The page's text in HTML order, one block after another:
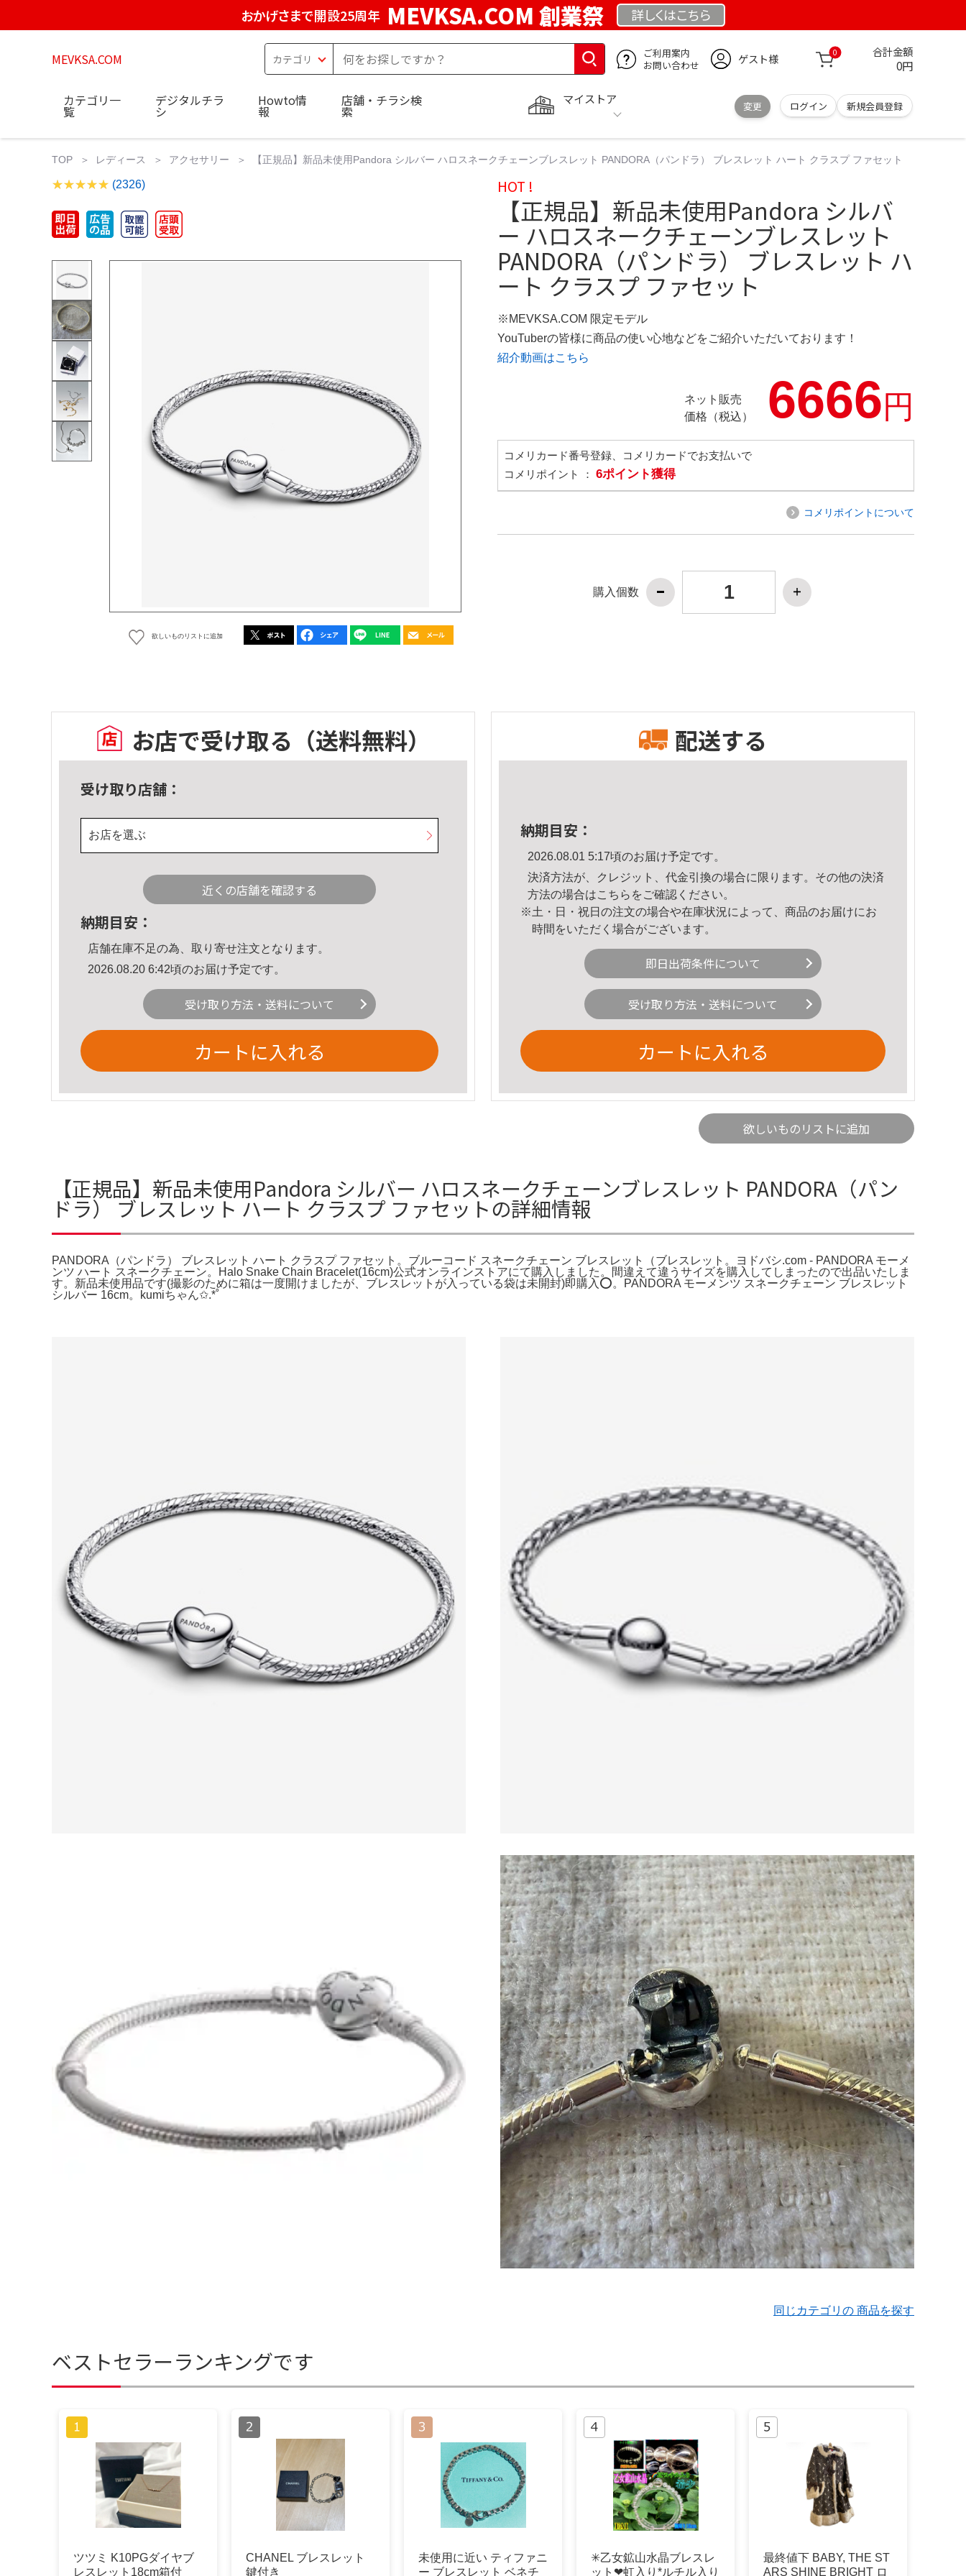
おかげさまで開設25周年 MEVKSA.COM 創業祭 詳しくはこちら
MEVKSA.COM
ご利用案内
お問い合わせ
ゲスト様 0 合計金額
0円
マイストア
変更 ログイン 新規会員登録
カテゴリ一
覧
デジタルチラ
シ
Howto情
報
店舗・チラシ検
索
TOP レディース アクセサリー 【正規品】新品未使用Pandora シルバー ハロスネークチェーンブレスレット PANDORA（パンドラ） ブレスレット ハート クラスプ ファセット
(2326)
欲しいものリストに追加
HOT !
【正規品】新品未使用Pandora シルバ
ー ハロスネークチェーンブレスレット
PANDORA（パンドラ） ブレスレット ハ
ート クラスプ ファセット
※MEVKSA.COM 限定モデル
YouTuberの皆様に商品の使い心地などをご紹介いただいております！
紹介動画はこちら
ネット販売
価格（税込）
6666円
コメリカード番号登録、コメリカードでお支払いで
コメリポイント ： 6ポイント獲得
コメリポイントについて
購入個数
お店で受け取る （送料無料）
受け取り店舗：
お店を選ぶ
近くの店舗を確認する
納期目安：
店舗在庫不足の為、取り寄せ注文となります。
2026.08.20 6:42頃のお届け予定です。
受け取り方法・送料について
カートに入れる
配送する
納期目安：
2026.08.01 5:17頃のお届け予定です。
決済方法が、クレジット、代金引換の場合に限ります。その他の決済
方法の場合はこちら をご確認ください。
※土・日・祝日の注文の場合や在庫状況によって、商品のお届けにお
時間をいただく場合がございます。
即日出荷条件について
受け取り方法・送料について
カートに入れる
欲しいものリストに追加
【正規品】新品未使用Pandora シルバー ハロスネークチェーンブレスレット PANDORA（パン
ドラ） ブレスレット ハート クラスプ ファセットの詳細情報
PANDORA（パンドラ） ブレスレット ハート クラスプ ファセット。ブルーコード スネークチェーン ブレスレット（ブレスレット。ヨドバシ.com - PANDORA モーメ
ンツ ハート スネークチェーン。Halo Snake Chain Bracelet(16cm)公式オンラインストアにて購入しました。間違えて違うサイズを購入してしまったので出品いたしま
す。新品未使用品です(撮影のために箱は一度開けましたが、ブレスレットが入っている袋は未開封)即購入⭕️。PANDORA モーメンツ スネークチェーン ブレスレット
シルバー 16cm。kumiちゃん✩.*˚
同じカテゴリの 商品を探す
ベストセラーランキングです
ツツミ K10PGダイヤブ
レスレット18cm箱付
CHANEL ブレスレット
鍵付き
未使用に近い ティファニ
ー ブレスレット ベネチ
✳乙女鉱山水晶ブレスレ
ット❤虹入り*ルチル入り
最終値下 BABY, THE ST
ARS SHINE BRIGHT ロ